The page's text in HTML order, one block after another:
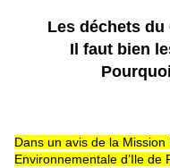
Les déchets du
Il faut bien
Dans un avis de la Mission
Environnementale d’Ile